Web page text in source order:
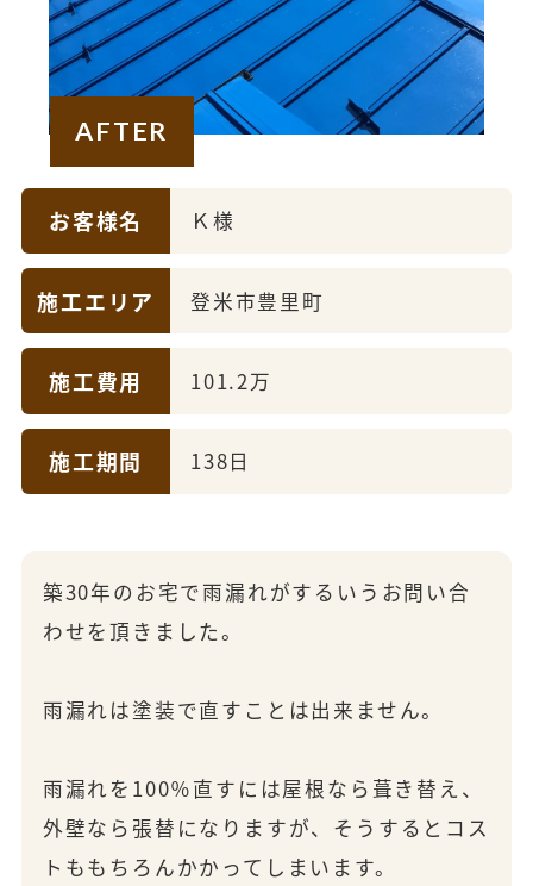
AFTER
お客様名 Ｋ様
施工エリア 登米市豊里町
施工費用 101.2万
施工期間 138日
築30年のお宅で雨漏れがするいうお問い合
わせを頂きました。
雨漏れは塗装で直すことは出来ません。
雨漏れを100％直すには屋根なら葺き替え、
外壁なら張替になりますが、そうするとコス
トももちろんかかってしまいます。